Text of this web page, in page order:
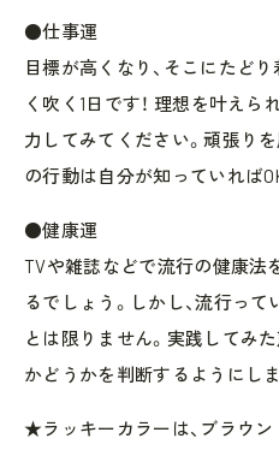
●仕事運
目標が高くなり、そこにたど
く吹く1日です！ 理想を叶えら
力してみてください。頑張り
の行動は自分が知っていれば
●健康運
TVや雑誌などで流行の健康法
るでしょう。しかし、流行っ
とは限りません。実践してみ
かどうかを判断するようにしま
★ラッキーカラーは、ブラウン